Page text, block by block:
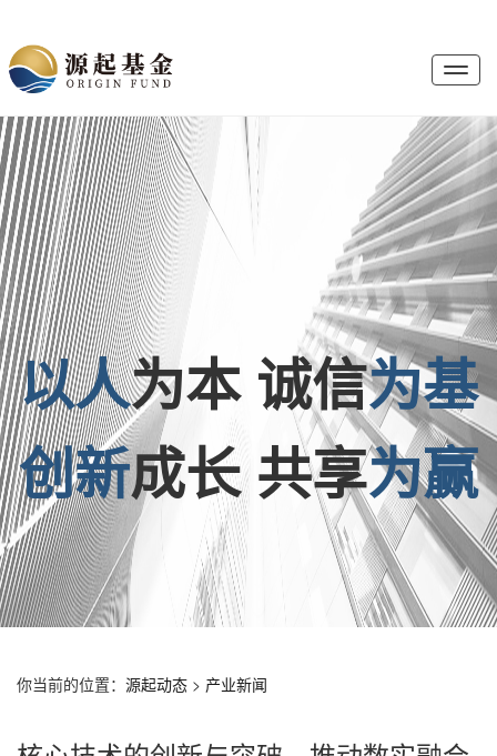
T
g
l
e
以人为本 诚信为基
创新成长 共享为赢
你当前的位置： 源起动态 > 产业新闻